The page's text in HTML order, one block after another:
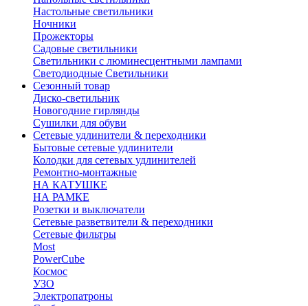
Настольные светильники
Ночники
Прожекторы
Садовые светильники
Светильники с люминесцентными лампами
Светодиодные Светильники
Сезонный товар
Диско-светильник
Новогодние гирлянды
Сушилки для обуви
Сетевые удлинители & переходники
Бытовые сетевые удлинители
Колодки для сетевых удлинителей
Ремонтно-монтажные
НА КАТУШКЕ
НА РАМКЕ
Розетки и выключатели
Сетевые разветвители & переходники
Сетевые фильтры
Most
PowerCube
Космос
УЗО
Электропатроны